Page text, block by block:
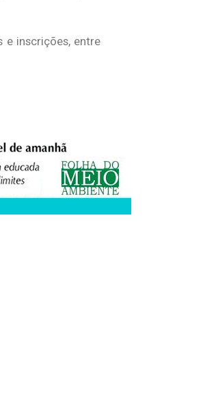
e inscrições, entre